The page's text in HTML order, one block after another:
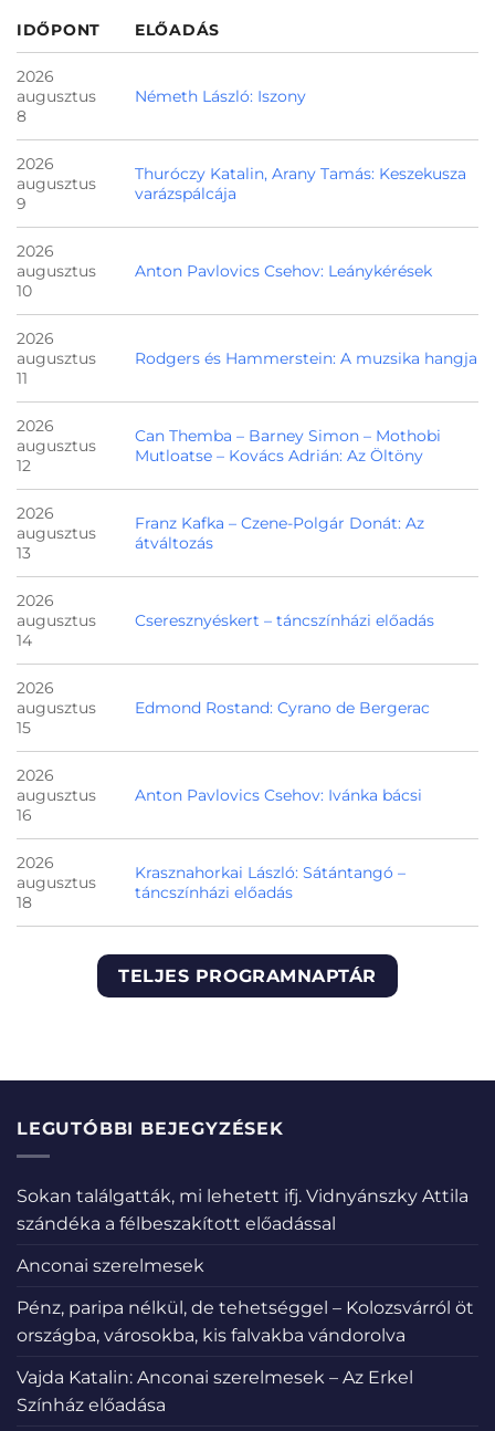
IDŐPONT ELŐADÁS
2026
augusztus
8
Németh László: Iszony
2026
augusztus
9
Thuróczy Katalin, Arany Tamás: Keszekusza
varázspálcája
2026
augusztus
10
Anton Pavlovics Csehov: Leánykérések
2026
augusztus
11
Rodgers és Hammerstein: A muzsika hangja
2026
augusztus
12
Can Themba – Barney Simon – Mothobi
Mutloatse – Kovács Adrián: Az Öltöny
2026
augusztus
13
Franz Kafka – Czene-Polgár Donát: Az
átváltozás
2026
augusztus
14
Cseresznyéskert – táncszínházi előadás
2026
augusztus
15
Edmond Rostand: Cyrano de Bergerac
2026
augusztus
16
Anton Pavlovics Csehov: Ivánka bácsi
2026
augusztus
18
Krasznahorkai László: Sátántangó –
táncszínházi előadás
TELJES PROGRAMNAPTÁR
LEGUTÓBBI BEJEGYZÉSEK
Sokan találgatták, mi lehetett ifj. Vidnyánszky Attila
szándéka a félbeszakított előadással
Anconai szerelmesek
Pénz, paripa nélkül, de tehetséggel – Kolozsvárról öt
országba, városokba, kis falvakba vándorolva
Vajda Katalin: Anconai szerelmesek – Az Erkel
Színház előadása